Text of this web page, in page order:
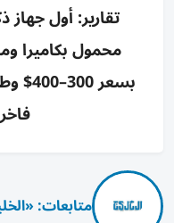
محمول بكاميرا
متابعات: